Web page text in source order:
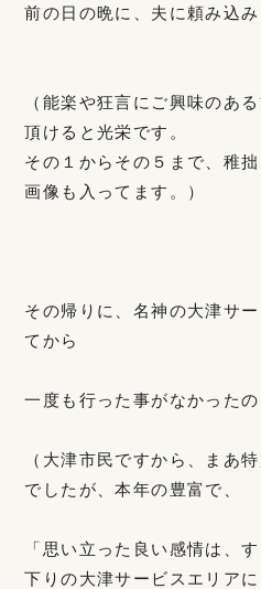
前の日の晩に、夫に頼み込み
（能楽や狂言にご興味のある
頂けると光栄です。
その１からその５まで、稚
画像も入ってます。）
その帰りに、名神の大津サ
てから
一度も行った事がなかったの
（大津市民ですから、まあ
でしたが、本年の豊富で、
「思い立った良い感情は、
下りの大津サービスエリアに